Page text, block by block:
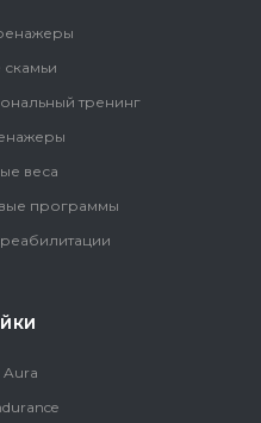
тренинг
веса
программы